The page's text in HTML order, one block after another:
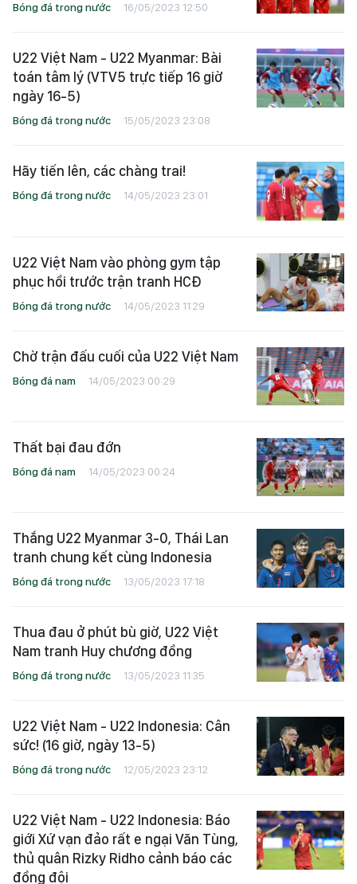
Bóng đá trong nước 16/05/2023 12:50
U22 Việt Nam - U22 Myanmar: Bài
toán tâm lý (VTV5 trực tiếp 16 giờ
ngày 16-5)
Bóng đá trong nước 15/05/2023 23:08
Hãy tiến lên, các chàng trai!
Bóng đá trong nước 14/05/2023 23:01
U22 Việt Nam vào phòng gym tập
phục hồi trước trận tranh HCĐ
Bóng đá trong nước 14/05/2023 11:29
Chờ trận đấu cuối của U22 Việt Nam
Bóng đá nam 14/05/2023 00:29
Thất bại đau đớn
Bóng đá nam 14/05/2023 00:24
Thắng U22 Myanmar 3-0, Thái Lan
tranh chung kết cùng Indonesia
Bóng đá trong nước 13/05/2023 17:18
Thua đau ở phút bù giờ, U22 Việt
Nam tranh Huy chương đồng
Bóng đá trong nước 13/05/2023 11:35
U22 Việt Nam - U22 Indonesia: Cân
sức! (16 giờ, ngày 13-5)
Bóng đá trong nước 12/05/2023 23:12
U22 Việt Nam - U22 Indonesia: Báo
giới Xứ vạn đảo rất e ngại Văn Tùng,
thủ quân Rizky Ridho cảnh báo các
đồng đội